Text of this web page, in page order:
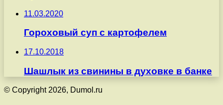
11.03.2020
Гороховый суп с картофелем
17.10.2018
Шашлык из свинины в духовке в банке
© Copyright 2026, Dumol.ru